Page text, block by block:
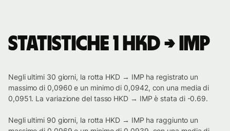
Statistiche 1 HKD → IMP
Negli ultimi 30 giorni, la rotta HKD → IMP ha registrato un
massimo di 0,0960 e un minimo di 0,0942, con una media di
0,0951. La variazione del tasso HKD → IMP è stata di -0.69.
Negli ultimi 90 giorni, la rotta HKD → IMP ha raggiunto un